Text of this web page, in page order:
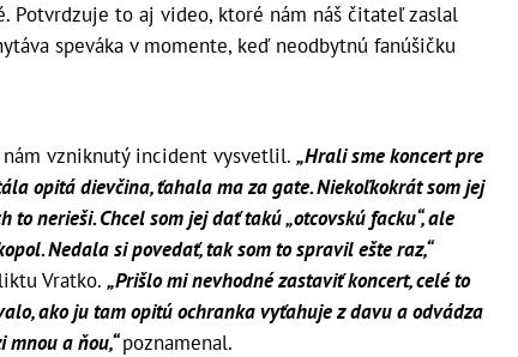
Potvrdzuje to aj video, ktoré nám náš čitateľ zaslal
speváka v momente, keď neodbytnú fanúšičku
vzniknutý incident vysvetlil. „Hrali sme koncert pre
opitá dievčina, ťahala ma za gate. Niekoľkokrát som jej
to nerieši. Chcel som jej dať takú „otcovskú facku“, ale
Nedala si povedať, tak som to spravil ešte raz,“
Vratko. „Prišlo mi nevhodné zastaviť koncert, celé to
ako ju tam opitú ochranka vyťahuje z davu a odvádza
mnou a ňou,“poznamenal.